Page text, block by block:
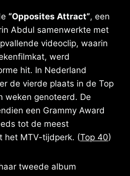
“Opposites Attract”, een
Abdul samenwerkte met
videoclip, waarin
werd
hit. In Nederland
de vierde plaats in de Top
weken genoteerd. De
een Grammy Award
tot de meest
het MTV-tijdperk. (Top 40)
tweede album